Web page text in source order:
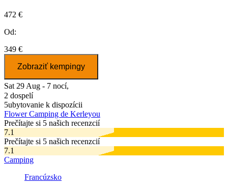
472 €
Od:
349 €
Zobraziť kempingy
Sat 29 Aug - 7 nocí,
2 dospelí
5ubytovanie k dispozícii
Flower Camping de Kerleyou
Prečítajte si 5 našich recenzcií
7.1
Prečítajte si 5 našich recenzcií
7.1
Camping
Francúzsko